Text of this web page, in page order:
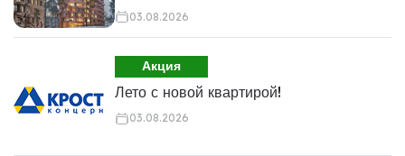
03.08.2026
Акция
Лето с новой квартирой!
03.08.2026